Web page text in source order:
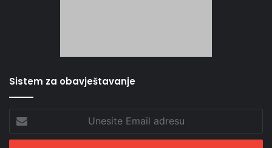
Sistem za obavještavanje
Email
adresu